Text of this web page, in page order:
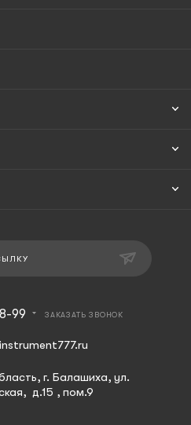
99 ЗАКАЗАТЬ ЗВОНОК
г. Балашиха, ул.
д.15 , пом.9